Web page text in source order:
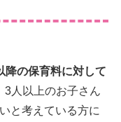
降の保育料に対して
3人以上のお子さん
と考えている方に